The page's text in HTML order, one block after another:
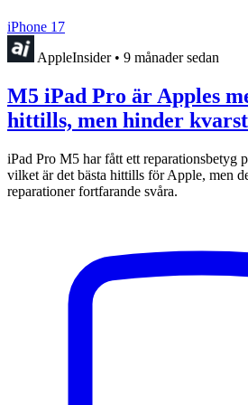
iPhone 17
AppleInsider • 9 månader sedan
M5 iPad Pro är Apples
hittills, men hinder
iPad Pro M5 har fått ett reparationsbetyg
vilket är det bästa hittills för Apple, men
reparationer fortfarande svåra.